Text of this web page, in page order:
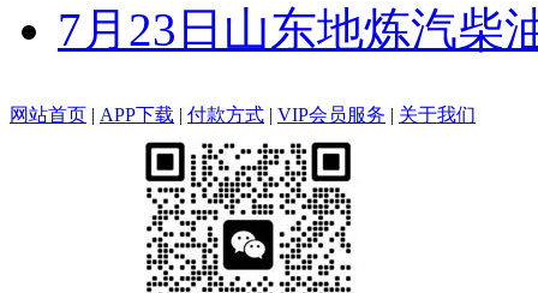
7月23日山东地炼汽柴
网站首页 | APP下载 | 付款方式 | VIP会员服务 | 关于我们